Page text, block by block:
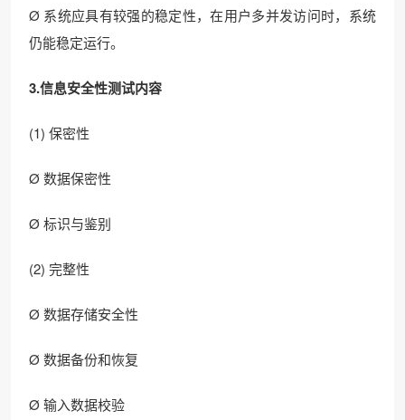
Ø 系统应具有较强的稳定性，在用户多并发访问时，系统
仍能稳定运行。
3.信息安全性测试内容
(1) 保密性
Ø 数据保密性
Ø 标识与鉴别
(2) 完整性
Ø 数据存储安全性
Ø 数据备份和恢复
Ø 输入数据校验